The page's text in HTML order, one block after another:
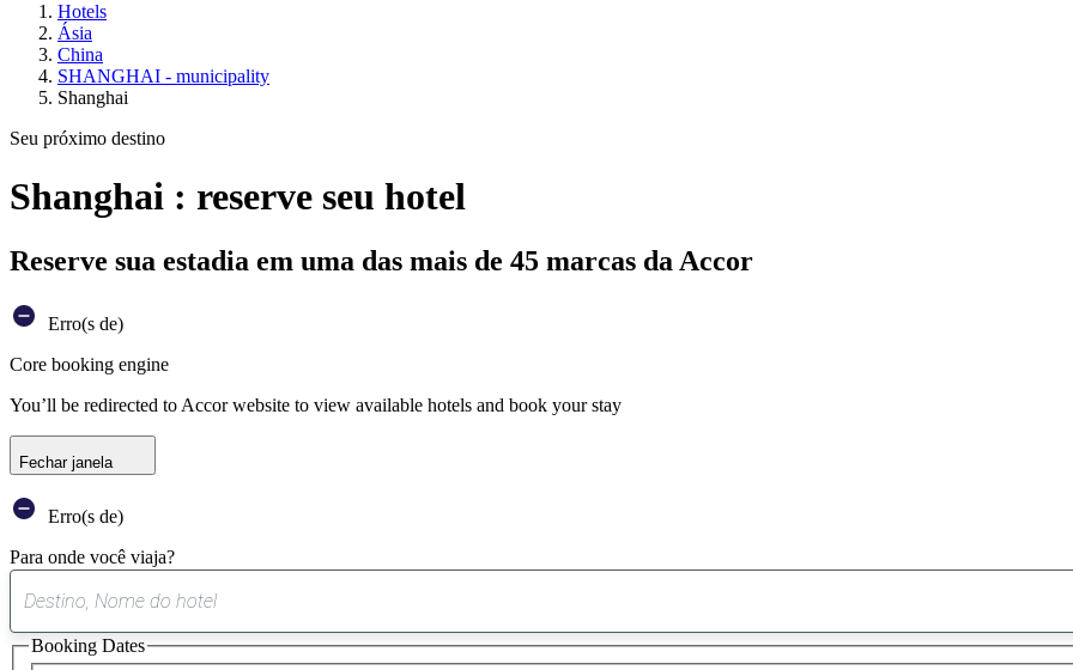
Hotels
Ásia
China
SHANGHAI - municipality
Shanghai
Seu próximo destino
Shanghai : reserve seu hotel
Reserve sua estadia em uma das mais de 45 marcas da Accor
Erro(s de)
Core booking engine
You’ll be redirected to Accor website to view available hotels and book your stay
Fechar janela
Erro(s de)
Para onde você viaja?
sugestão
encontrada
Booking Dates